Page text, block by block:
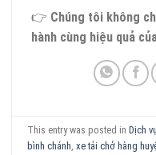
👉 Chúng tôi không
hành cùng hiệu quả
This entry was posted inDịch vụ
bình chánh ,xe tải chở hàng